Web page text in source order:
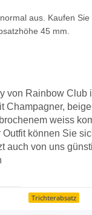
aus. Kaufen
45 mm.
von Rainbow Club
Champagner,
weiss
können Sie
auch von uns
Trichterabsatz